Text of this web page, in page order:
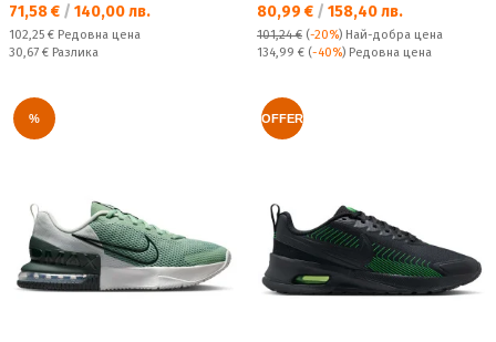
Текуща цена:
71,58 € / 140,00 лв.
Редовна цена:
102,25 € Редовна цена
Спестявате:
30,67 € Разлика
Текуща цена:
80,99 € / 158,40 лв.
101,24 € (-20%) Най-добра цена
Редовна цена:
134,99 € (-40%) Редовна цена
% OFFER